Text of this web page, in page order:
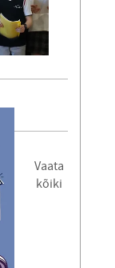
Vaata
kõiki